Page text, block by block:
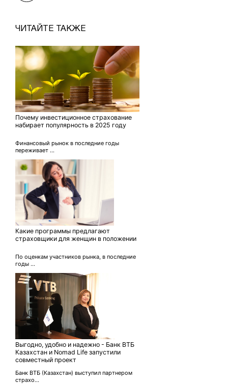
ЧИТАЙТЕ ТАКЖЕ
Почему инвестиционное страхование
набирает популярность в 2025 году
Финансовый рынок в последние годы
переживает ...
Какие программы предлагают
страховщики для женщин в положении
По оценкам участников рынка, в последние
годы ...
Выгодно, удобно и надежно - Банк ВТБ
Казахстан и Nomad Life запустили
совместный проект
Банк ВТБ (Казахстан) выступил партнером
страхо...